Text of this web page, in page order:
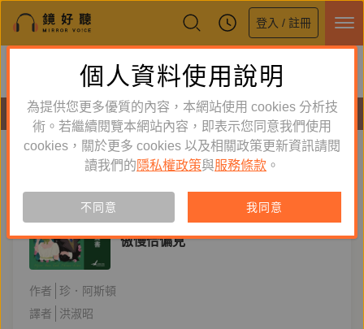
登入 / 註冊
鏡好聽全新APP上線
體驗全面升級，即刻下載
有聲書
傲慢與偏見 新到舊 舊到新
有聲書
傲慢佮偏見
作者
珍．阿斯頓
譯者
洪淑昭
個人資料使用說明
為提供您更多優質的內容，本網站使用 cookies 分析技
術。若繼續閱覽本網站內容，即表示您同意我們使用
cookies，關於更多 cookies 以及相關政策更新資訊請閱
讀我們的 隱私權政策與服務條款 。
不同意 我同意